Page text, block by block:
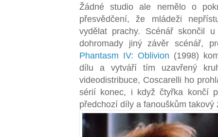
Žádné studio ale nemělo o
přesvědčení, že mládeži
vydělat prachy. Scénář skončil
dohromady jiný závěr scénář,
Phantasm IV: Oblivion (1998)
dílu a vytváří tím uzavřený
videodistribuce, Coscarelli ho
sérií konec, i když čtyřka končí
předchozí díly a fanouškům takový